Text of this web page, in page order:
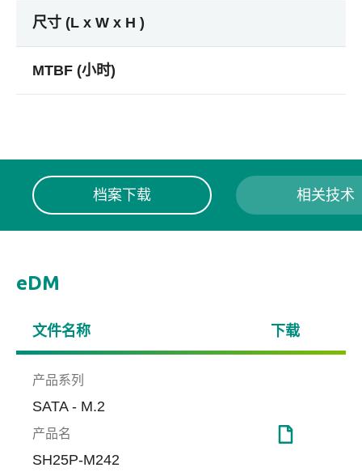
尺寸 (L x W x H )
MTBF (小时)
档案下载 相关技术
eDM
文件名称 下载
产品系列
SATA - M.2
产品名
SH25P-M242